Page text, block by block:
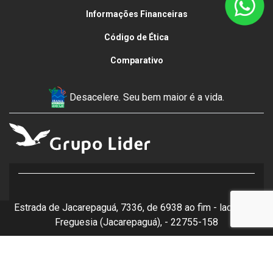
Informações Financeiras
Código de Ética
Comparativo
Desacelere. Seu bem maior é a vida.
Estrada de Jacarepaguá, 7336, de 6938 ao fim - lado par -
Freguesia (Jacarepaguá), - 22755-158